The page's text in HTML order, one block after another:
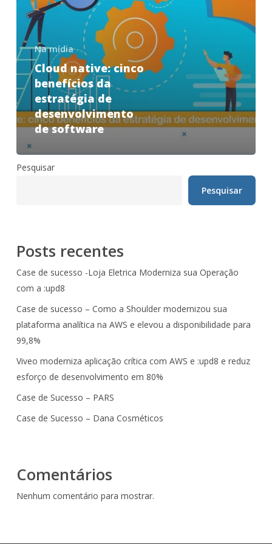
Na mídia
Cloud native: cinco
benefícios da
estratégia de
desenvolvimento
de software
Pesquisar
Pesquisar
Posts recentes
Case de sucesso -Loja Eletrica Moderniza sua Operação
com a :upd8
Case de sucesso – Como a Shoulder modernizou sua
plataforma analítica na AWS e elevou a disponibilidade para
99,8%
Viveo moderniza aplicação crítica com AWS e :upd8 e reduz
esforço de desenvolvimento em 80%
Case de Sucesso – PARS
Case de Sucesso – Dana Cosméticos
Comentários
Nenhum comentário para mostrar.